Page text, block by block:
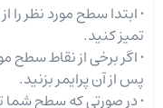
• ابتدا سطح مورد نظر را
تمیز کنید.
• اگر برخی از نقاط سطح
پس از آن پرایمر بزنید.
• در صورتی که سطح شما